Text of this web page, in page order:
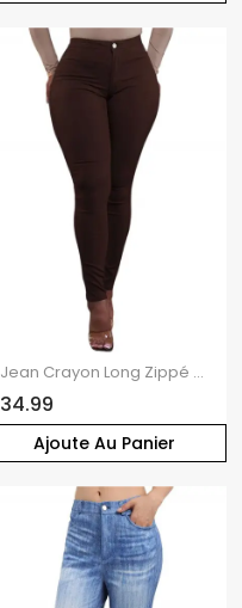
Ajoute Au Panier
Jean Crayon Long Zippé avec Poche Au Dos en Couleur Unie
34.99